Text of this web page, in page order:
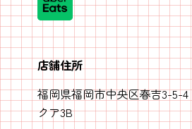
店舗住所
福岡県福岡市中央区春吉3-5-
クア3B